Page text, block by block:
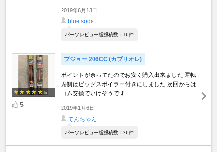
2019年6月13日
blue soda
パーツレビュー総投稿数：16件
5
5
プジョー 206CC (カブリオレ)
ポイントが余ってたのでお安く購入出来ました 運転
席側はビッグスポイラー付きにしました 次回からは
ゴム交換でいけそうです
2019年1月6日
てんちゃん.
パーツレビュー総投稿数：26件